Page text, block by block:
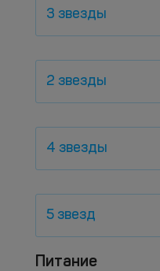
3 звезды
2 звезды
4 звезды
5 звезд
Питание